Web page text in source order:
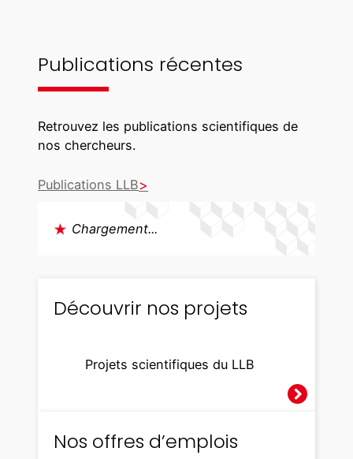
s
e
f
c
,
k
e
s
Publications récentes
Retrouvez les publications scientifiques de
nos chercheurs.
Publications LLB
Chargement...
Découvrir nos projets
Projets scientifiques du LLB
Nos offres d’emplois